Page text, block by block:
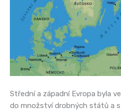
Střední a západní Evropa byla
do množství drobných států a